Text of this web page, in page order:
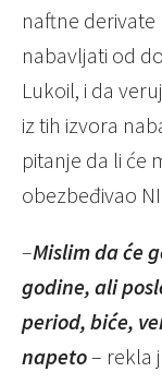
naftne derivate
nabavljati od
Lukoil, i da
iz tih izvora
pitanje da li će
obezbeđivao
–Mislim da će
godine, ali
period, biće,
napeto– rekla